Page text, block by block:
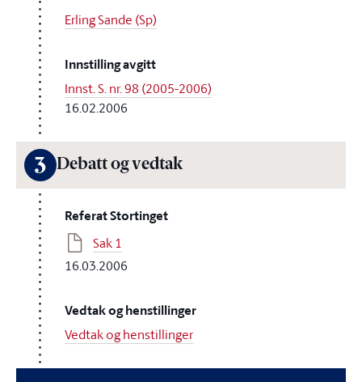
Erling Sande (Sp)
Innstilling avgitt
Innst. S. nr. 98 (2005-2006)
16.02.2006
3 Debatt og vedtak
Referat Stortinget
Sak 1
16.03.2006
Vedtak og henstillinger
Vedtak og henstillinger